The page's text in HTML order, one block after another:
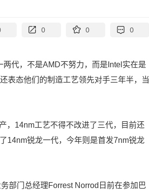
0 0 0
两代，不是AMD不努力，而是 Intel 实在是
表态他们的制造工艺领先对手三年半，当
， 14nm工艺不得不改进了三代，目前还
14nm锐龙一代，今年则是首发7nm锐龙
部门总经理Forrest Norrod 日前在参加巴